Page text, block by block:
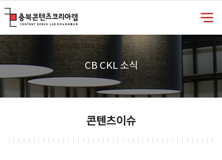
CB CKL 소식
콘텐츠이슈